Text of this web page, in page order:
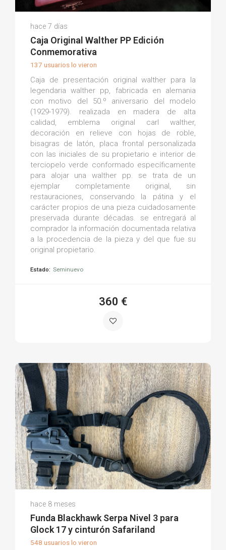
Jose O.
(0)
hace 7 días
Caja Original Walther PP Edición
Conmemorativa
137 usuarios lo vieron
Caja de presentación original walther para la
legendaria walther pp, fabricada en alemania
con motivo del 50.º aniversario del modelo
(1929-1979). realizada en madera de alta
calidad, emblema original carl walther,
decoración en relieve con hojas de roble,
bisagras de latón, placa frontal personalizada
con las iniciales de su propietario e interior de
terciopelo verde conformado específicamente
para alojar una walther pp. se trata de un
ejemplar completamente original, sin
restauraciones, conservando la pátina y el
carácter propios de una pieza cuidadosamente
preservada durante décadas. se entregará al
comprador la información documentada relativa
a la procedencia de la pieza y del que fue su
original propietario.
Estado: Seminuevo
360 €
(0)
hace 8 meses
Funda Blackhawk Serpa Nivel 3 para
Glock 17 y cinturón Safariland
548 usuarios lo vieron